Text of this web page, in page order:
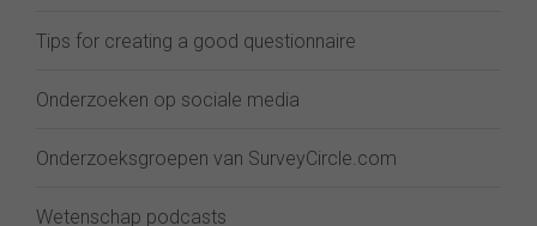
Tips for creating a good questionnaire
Onderzoeken op sociale media
Onderzoeksgroepen van SurveyCircle.com
Wetenschap podcasts